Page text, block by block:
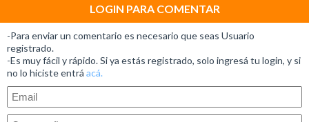
semillas de diente de león son impulsadas al espacio
exterior.
Mientras viajan por el cosmos en busca de un nuevo
hogar, exploran mundos desconocidos donde deben
sobrevivir a entornos hostiles y organismos
alienígenas.
LOGIN PARA COMENTAR
-Para enviar un comentario es necesario que seas Usuario
registrado.
-Es muy fácil y rápido. Si ya estás registrado, solo ingresá tu login, y si
no lo hiciste entrá acá.